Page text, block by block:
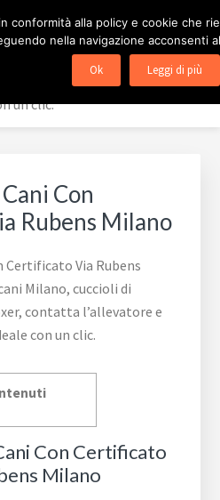
CANI
cuccioli di Labrador, Maltese,
e trova il tuo cucciolo ideale
un clic.
Con
Rubens Milano
Certificato Via Rubens
Milano, cuccioli di
contatta l’allevatore e
con un clic.
Con Certificato
Milano
conformità alla policy e cookie che
nella navigazione acconsenti
Ok Leggi di più